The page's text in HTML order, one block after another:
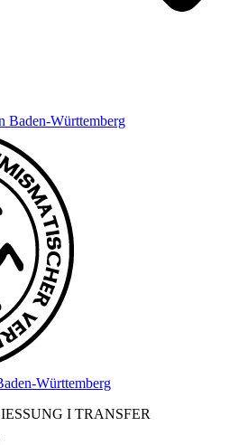
Württemberg
I TRANSFER